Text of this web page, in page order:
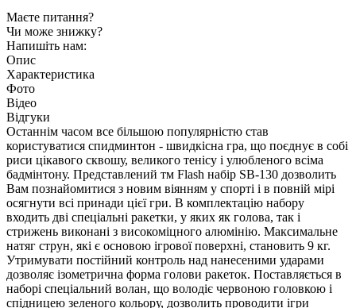
Маєте питання?
Чи може знижку?
Напишіть нам:
Опис
Характеристика
Фото
Відео
Відгуки
Останнім часом все більшою популярністю став
користуватися спидминтон - швидкісна гра, що поєднує в собі
риси цікавого сквошу, великого тенісу і улюбленого всіма
бадмінтону. Представлений тм Flash набір SB-130 дозволить
Вам познайомитися з новим віянням у спорті і в повній мірі
осягнути всі принади цієї гри. В комплектацію набору
входить дві спеціальні ракетки, у яких як голова, так і
стрижень виконані з високоміцного алюмінію. Максимальне
натяг струн, які є основою ігрової поверхні, становить 9 кг.
Утримувати постійний контроль над нанесеними ударами
дозволяє ізометрична форма голови ракеток. Поставляється в
наборі спеціальний волан, що володіє червоною головкою і
спідницею зеленого кольору, дозволить проводити ігри